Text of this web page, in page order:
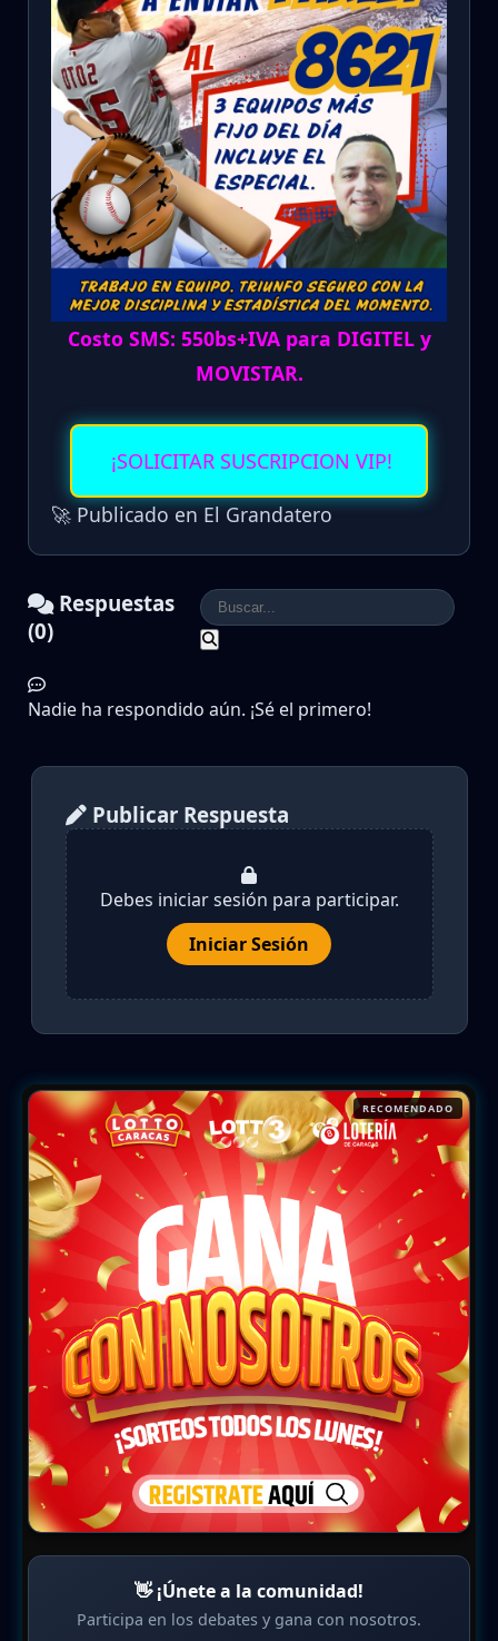
Costo SMS: 550bs+IVA para DIGITEL y
MOVISTAR.
¡SOLICITAR SUSCRIPCION VIP!
🚀 Publicado en El Grandatero
Respuestas
(0)
Nadie ha respondido aún. ¡Sé el primero!
Publicar Respuesta
Debes iniciar sesión para participar.
Iniciar Sesión
RECOMENDADO
👋 ¡Únete a la comunidad!
Participa en los debates y gana con nosotros.